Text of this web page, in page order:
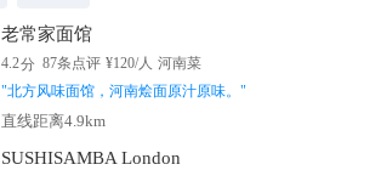
老常家面馆
4.2分 87条点评 ¥120/人 河南菜
"北方风味面馆，河南烩面原汁原味。 "
直线距离4.9km
SUSHISAMBA London